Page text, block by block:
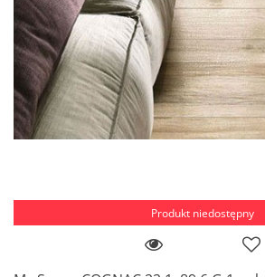
Produkt niedostępny